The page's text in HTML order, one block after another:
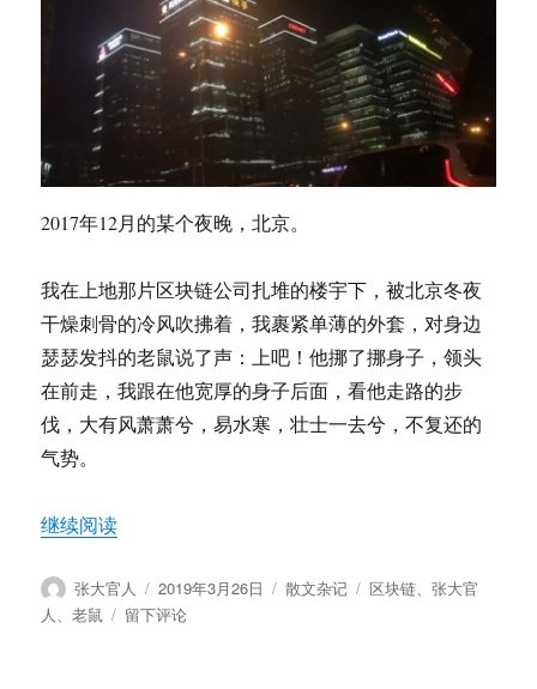
2017年12月的某个夜晚，北京。
我在上地那片区块链公司扎堆的楼宇下，被北京冬夜
干燥刺骨的冷风吹拂着，我裹紧单薄的外套，对身边
瑟瑟发抖的老鼠说了声：上吧！他挪了挪身子，领头
在前走，我跟在他宽厚的身子后面，看他走路的步
伐，大有风萧萧兮，易水寒，壮士一去兮，不复还的
气势。
继续阅读“张大官人：小岛网事（一）”
作
者
张大官人
发
布
2019年3月26日
分
散文杂记
标
区块链、张大官
人、老鼠
于
留下评论